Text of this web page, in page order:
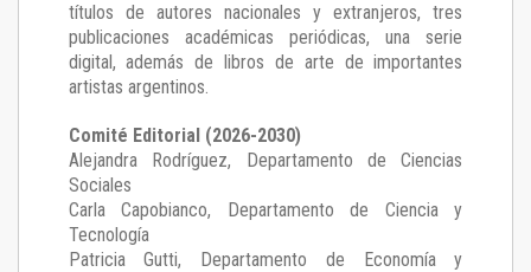
títulos de autores nacionales y extranjeros, tres
publicaciones académicas periódicas, una serie
digital, además de libros de arte de importantes
artistas argentinos.
Comité Editorial (2026-2030)
Alejandra Rodríguez, Departamento de Ciencias
Sociales
Carla Capobianco, Departamento de Ciencia y
Tecnología
Patricia Gutti, Departamento de Economía y